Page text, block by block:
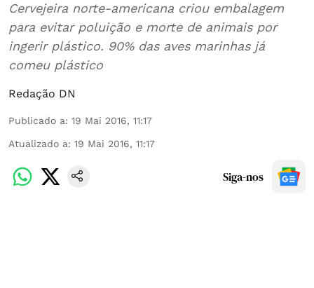
Cervejeira norte-americana criou embalagem
para evitar poluição e morte de animais por
ingerir plástico. 90% das aves marinhas já
comeu plástico
Redação DN
Publicado a: 19 Mai 2016, 11:17
Atualizado a: 19 Mai 2016, 11:17
Siga-nos